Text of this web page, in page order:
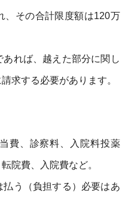
、その合計限度額は120万
れば、越えた部分に関し
求する必要があります。
費、診察料、入院料投薬
院費、入院費など。
う（負担する）必要はあ